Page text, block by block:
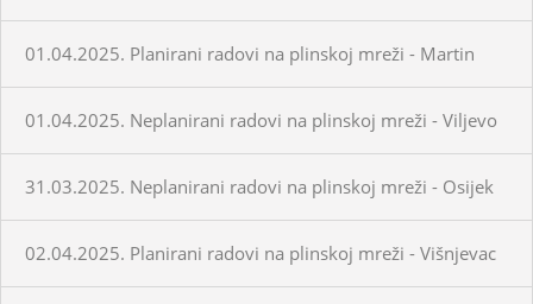
01.04.2025. Planirani radovi na plinskoj mreži - Martin
01.04.2025. Neplanirani radovi na plinskoj mreži - Viljevo
31.03.2025. Neplanirani radovi na plinskoj mreži - Osijek
02.04.2025. Planirani radovi na plinskoj mreži - Višnjevac